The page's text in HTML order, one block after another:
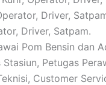
Driver,
Driver, Satpam.
Pom Bensin dan
Stasiun, Petugas
Customer